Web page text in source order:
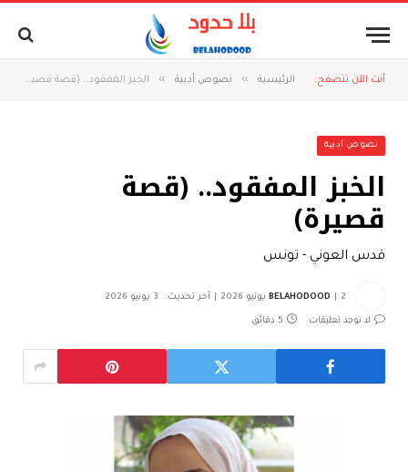
أنت الآن تتصفح: الرئيسية » نصوص أدبية » الخبز المفقود.. (قصة قصيرة)
نصوص أدبية
الخبز المفقود.. (قصة
قصيرة)
قدس العوني - تونس
BELAHODOOD 2 يونيو 2026 آخر تحديث: 3 يونيو 2026
لا توجد تعليقات 5 دقائق